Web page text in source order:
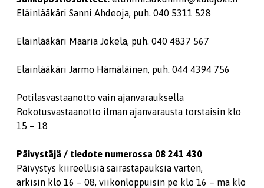
Eläinlääkäri Sanni Ahdeoja, puh. 040 5311 528
Eläinlääkäri Maaria Jokela, puh. 040 4837 567
Eläinlääkäri Jarmo Hämäläinen, puh. 044 4394 756
Potilasvastaanotto vain ajanvarauksella
Rokotusvastaanotto ilman ajanvarausta torstaisin klo
15 – 18
Päivystäjä / tiedote numerossa 08 241 430
Päivystys kiireellisiä sairastapauksia varten,
arkisin klo 16 – 08, viikonloppuisin pe klo 16 – ma klo